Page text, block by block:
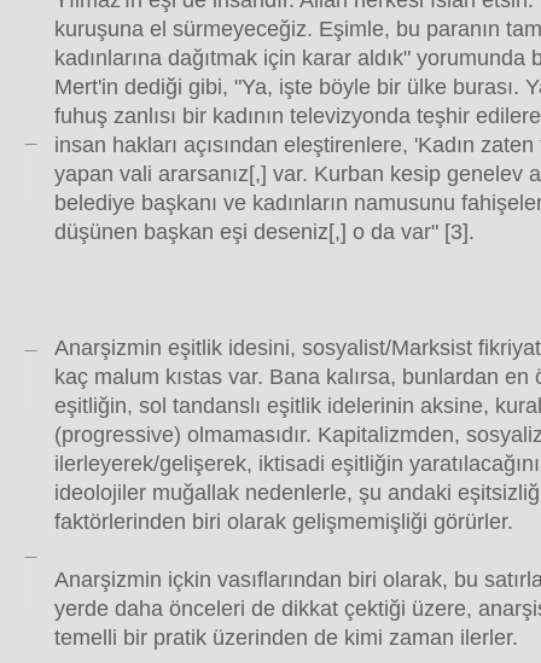
kuruşuna el sürmeyeceğiz. Eşimle, bu paranın
kadınlarına dağıtmak için karar aldık"
Mert'in dediği gibi, "Ya, işte böyle bir ülke burası.
fuhuş zanlısı bir kadının televizyonda teşhir
insan hakları açısından eleştirenlere, 'Kadın
yapan vali ararsanız[,] var. Kurban kesip genelev
belediye başkanı ve kadınların namusunu
düşünen başkan eşi deseniz[,] o da var" [3].
Anarşizmin eşitlik idesini, sosyalist/Marksist
kaç malum kıstas var. Bana kalırsa, bunlardan en
eşitliğin, sol tandanslı eşitlik idelerinin aksine,
(progressive) olmamasıdır. Kapitalizmden,
ilerleyerek/gelişerek, iktisadi eşitliğin
ideolojiler muğallak nedenlerle, şu andaki
faktörlerinden biri olarak gelişmemişliği görürler.
Anarşizmin içkin vasıflarından biri olarak, bu
yerde daha önceleri de dikkat çektiği üzere,
temelli bir pratik üzerinden de kimi zaman ilerler.